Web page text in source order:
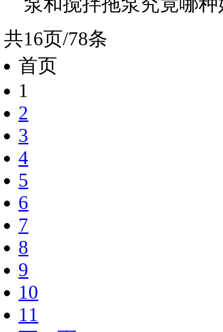
共16页/78条
首页
1
2
3
4
5
6
7
8
9
10
11